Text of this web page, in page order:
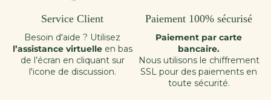
Les différents cépages utilisés pour les vins d’Ultimate Provence
sont le Syrah, Cinsault, Grenache noir, Rolle et le Cabernet-
Sauvignon.
Quels sont les meilleurs accords mets et vins
Service Client
Besoin d'aide ? Utilisez
l’assistance virtuelle en bas
de l’écran en cliquant sur
l'icone de discussion.
Paiement 100% sécurisé
Paiement par carte
bancaire.
Nous utilisons le chiffrement
SSL pour des paiements en
toute sécurité.